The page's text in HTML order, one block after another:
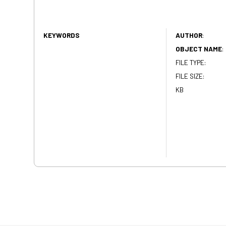
KEYWORDS AUTHOR:
OBJECT NAME:
FILE TYPE:
FILE SIZE:
KB